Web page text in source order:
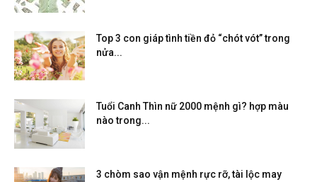
Top 3 con giáp tình tiền đỏ “chót vót” trong
nửa...
Tuổi Canh Thìn nữ 2000 mệnh gì? hợp màu
nào trong...
3 chòm sao vận mệnh rực rỡ, tài lộc may